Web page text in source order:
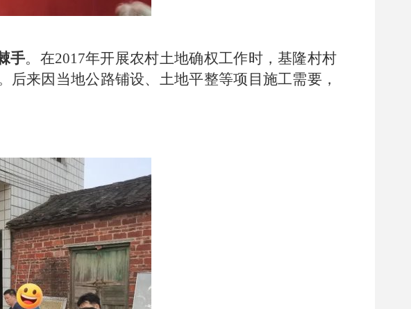
手。在2017年开展农村土地确权工作时，基隆村村
后来因当地公路铺设、土地平整等项目施工需要，